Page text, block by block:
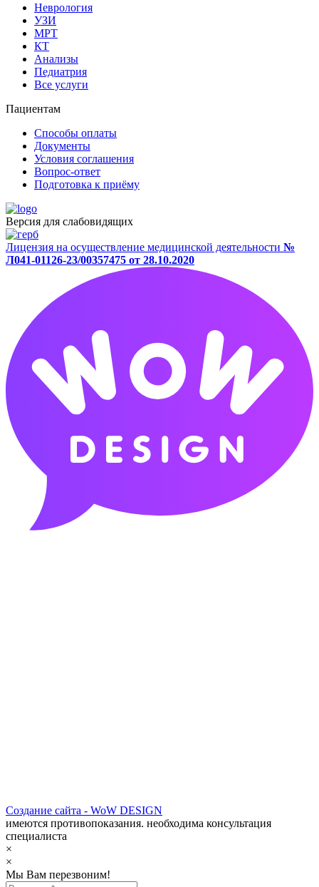
Неврология
УЗИ
МРТ
КТ
Анализы
Педиатрия
Все услуги
Пациентам
Способы оплаты
Документы
Условия соглашения
Вопрос-ответ
Подготовка к приёму
Версия для слабовидящих
Лицензия на осуществление медицинской деятельности №
Л041-01126-23/00357475 от 28.10.2020
Создание сайта - WoW DESIGN
имеются противопоказания. необходима консультация
специалиста
×
×
Мы Вам перезвоним!